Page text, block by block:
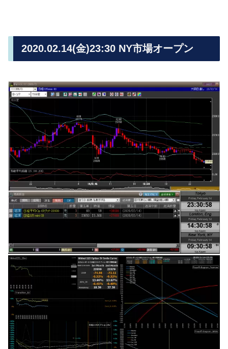
2020.02.14(金)23:30 NY市場オープン